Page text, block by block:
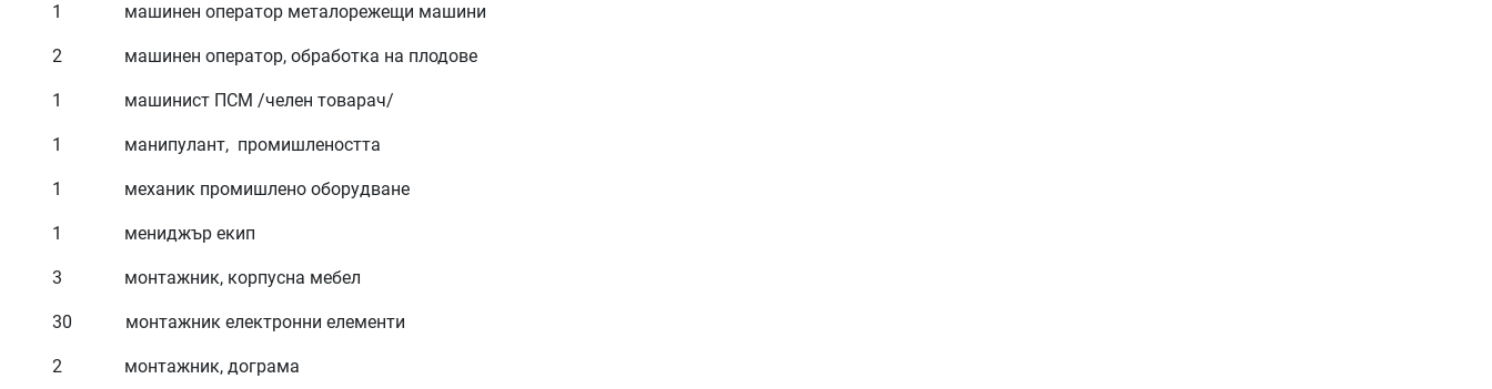
1 машинен оператор металорежещи машини
2 машинен оператор, обработка на плодове
1 машинист ПСМ /челен товарач/
1 манипулант, промишлеността
1 механик промишлено оборудване
1 мениджър екип
3 монтажник, корпусна мебел
30 монтажник електронни елементи
2 монтажник, дограма